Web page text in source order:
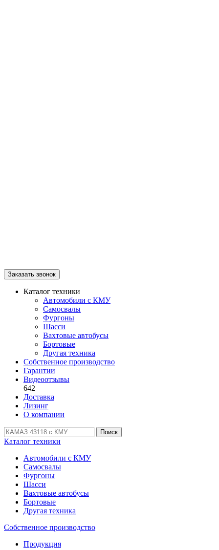
Заказать звонок
Каталог техники
Автомобили с КМУ
Самосвалы
Фургоны
Шасси
Вахтовые автобусы
Бортовые
Другая техника
Собственное производство
Гарантии
Видеоотзывы
642
Доставка
Лизинг
О компании
Поиск
Каталог техники
Автомобили с КМУ
Самосвалы
Фургоны
Шасси
Вахтовые автобусы
Бортовые
Другая техника
Собственное производство
Продукция